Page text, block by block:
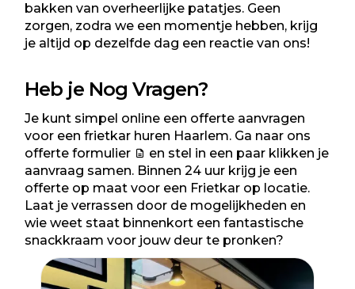
bakken van overheerlijke patatjes. Geen
zorgen, zodra we een momentje hebben, krijg
je altijd op dezelfde dag een reactie van ons!
Heb je Nog Vragen?
Je kunt simpel online een offerte aanvragen
voor een frietkar huren Haarlem. Ga naar ons
offerte formulier
en stel in een paar klikken je
aanvraag samen. Binnen 24 uur krijg je een
offerte op maat voor een Frietkar op locatie.
Laat je verrassen door de mogelijkheden en
wie weet staat binnenkort een fantastische
snackkraam voor jouw deur te pronken?